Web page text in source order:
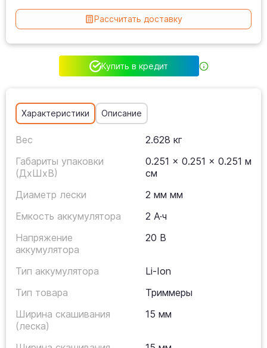
Рассчитать доставку
Купить в кредит
Характеристики Описание
Вес
2.628 кг
Габариты упаковки
(ДхШхВ)
0.251 × 0.251 × 0.251 м
см
Диаметр лески
2 мм мм
Емкость аккумулятора
2 А·ч
Напряжение
аккумулятора
20 В
Тип аккумулятора
Li-Ion
Тип товара
Триммеры
Ширина скашивания
(леска)
15 мм